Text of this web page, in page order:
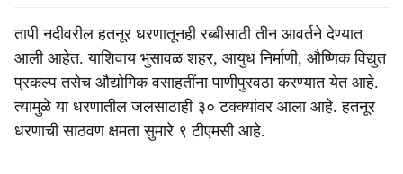
तापी नदीवरील हतनूर धरणातूनही रब्बीसाठी तीन आवर्तने देण्यात
आली आहेत. याशिवाय भुसावळ शहर, आयुध निर्माणी, औष्णिक विद्युत
प्रकल्प तसेच औद्योगिक वसाहतींना पाणीपुरवठा करण्यात येत आहे.
त्यामुळे या धरणातील जलसाठाही ३० टक्क्यांवर आला आहे. हतनूर
धरणाची साठवण क्षमता सुमारे ९ टीएमसी आहे.